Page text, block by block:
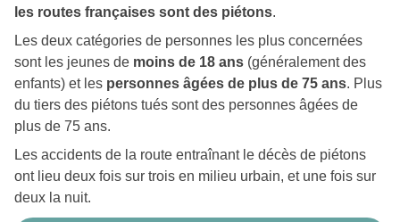
les routes françaises sont des piétons.
Les deux catégories de personnes les plus concernées
sont les jeunes de moins de 18 ans (généralement des
enfants) et les personnes âgées de plus de 75 ans. Plus
du tiers des piétons tués sont des personnes âgées de
plus de 75 ans.
Les accidents de la route entraînant le décès de piétons
ont lieu deux fois sur trois en milieu urbain, et une fois sur
deux la nuit.